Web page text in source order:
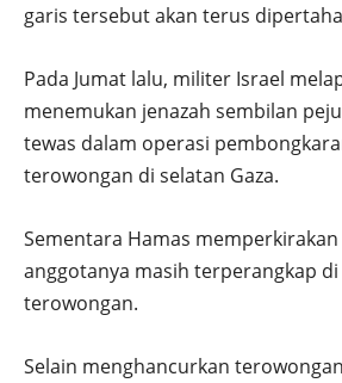
garis tersebut akan terus
Pada Jumat lalu, militer Israel
menemukan jenazah sembilan
tewas dalam operasi
terowongan di selatan Gaza.
Sementara Hamas memperkirakan
anggotanya masih terperangkap
terowongan.
Selain menghancurkan